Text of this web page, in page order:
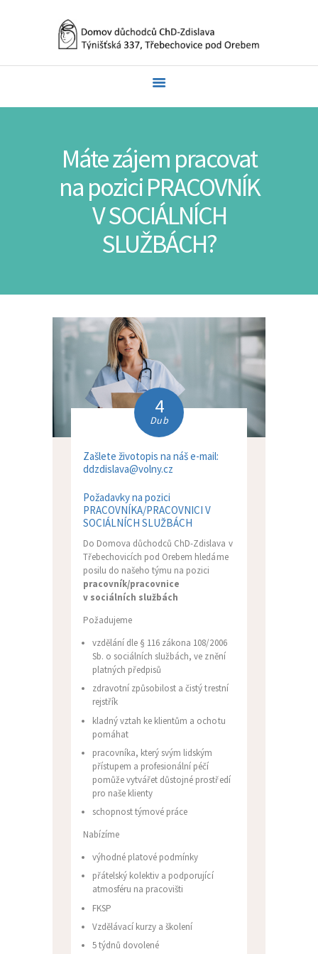
Máte zájem pracovat
na pozici PRACOVNÍK
V SOCIÁLNÍCH
SLUŽBÁCH?
DOKUMENTY
FOTOGALERIE
KONTAKT
ROZPOČTY
4
Dub
Zašlete životopis na náš e-mail:
ddzdislava@volny.cz
Požadavky na pozici
PRACOVNÍKA/PRACOVNICI V
SOCIÁLNÍCH SLUŽBÁCH
Do Domova důchodců ChD-Zdislava v
Třebechovicích pod Orebem hledáme
posilu do našeho týmu na pozici
pracovník/pracovnice
v sociálních službách
Požadujeme
vzdělání dle § 116 zákona 108/2006
Sb. o sociálních službách, ve znění
platných předpisů
zdravotní způsobilost a čistý trestní
rejstřík
kladný vztah ke klientům a ochotu
pomáhat
pracovníka, který svým lidským
přístupem a profesionální péčí
pomůže vytvářet důstojné prostředí
pro naše klienty
schopnost týmové práce
Nabízíme
výhodné platové podmínky
přátelský kolektiv a podporující
atmosféru na pracovišti
FKSP
Vzdělávací kurzy a školení
5 týdnů dovolené